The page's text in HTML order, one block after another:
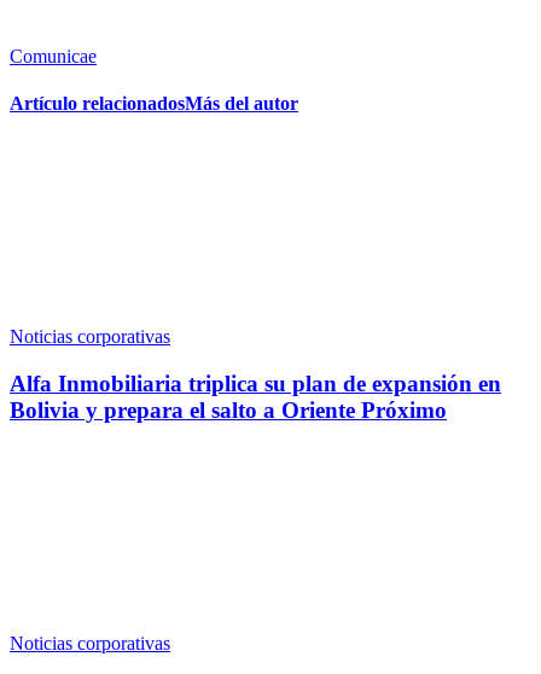
Comunicae
Artículo relacionadosMás del autor
Noticias corporativas
Alfa Inmobiliaria triplica su plan de expansión en
Bolivia y prepara el salto a Oriente Próximo
Noticias corporativas